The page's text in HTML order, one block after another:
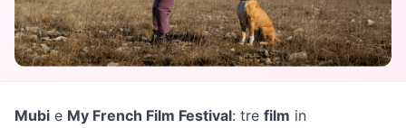
Mubi e My French Film Festival: tre film in